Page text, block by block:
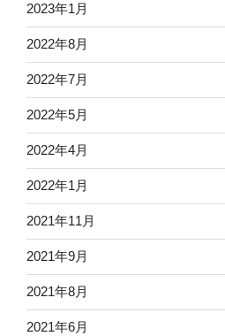
2023年1月
2022年8月
2022年7月
2022年5月
2022年4月
2022年1月
2021年11月
2021年9月
2021年8月
2021年6月